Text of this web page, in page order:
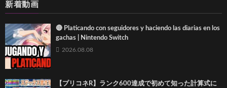
新着動画
🔴 Platicando con seguidores y haciendo las diarias en los
gachas | Nintendo Switch
2026.08.08
【プリコネR】ランク600達成で初めて知った計算式に